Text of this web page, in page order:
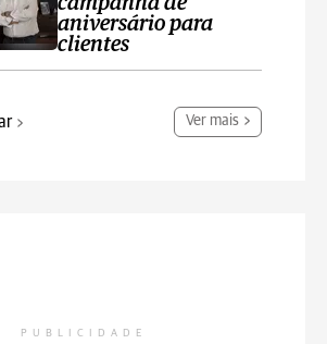
aniversário para
clientes
Ver mais
PUBLICIDADE